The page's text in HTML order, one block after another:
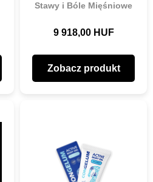
Stawy i Bóle Mięśniowe
9 918,00 HUF
Zobacz produkt